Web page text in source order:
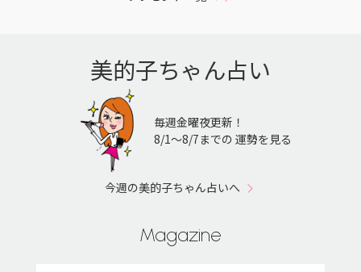
美的子ちゃん占い
毎週金曜夜更新！
8/1〜8/7までの 運勢を見る
今週の美的子ちゃん占いへ
Magazine